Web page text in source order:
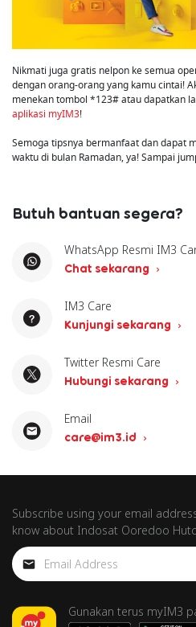
Nikmati juga gratis nelpon ke semua
dengan orang-orang yang kamu cintai!
menekan tombol *123# atau dapatkan
aplikasi myIM3!
Semoga tipsnya bermanfaat dan dapat
waktu di bulan Ramadan, ya! Sampai
Butuh bantuan segera?
WhatsApp Resmi IM3
Chat sekarang
IM3 Care
Kunjungi sekarang
Twitter Resmi Care
Hubungi sekarang
Email
care@im3.id
Subscribe using your email
know about Indosat Ooredoo
Gunakan terus myIM3